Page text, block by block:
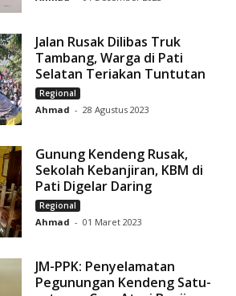
Jalan Rusak Dilibas Truk
Tambang, Warga di Pati
Selatan Teriakan Tuntutan
Regional
Ahmad - 28 Agustus 2023
Gunung Kendeng Rusak,
Sekolah Kebanjiran, KBM di
Pati Digelar Daring
Regional
Ahmad - 01 Maret 2023
JM-PPK: Penyelamatan
Pegunungan Kendeng Satu-